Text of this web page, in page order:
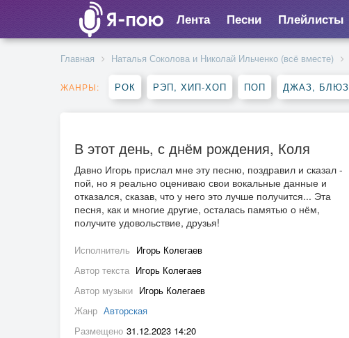
Лента Песни Плейлисты
Главная Наталья Соколова и Николай Ильченко (всё вместе)
ЖАНРЫ: РОК РЭП, ХИП-ХОП ПОП ДЖАЗ, БЛЮЗ
В этот день, с днём рождения, Коля
Давно Игорь прислал мне эту песню, поздравил и сказал -
пой, но я реально оцениваю свои вокальные данные и
отказался, сказав, что у него это лучше получится... Эта
песня, как и многие другие, осталась памятью о нём,
получите удовольствие, друзья!
Исполнитель Игорь Колегаев
Автор текста Игорь Колегаев
Автор музыки Игорь Колегаев
Жанр Авторская
Размещено 31.12.2023 14:20